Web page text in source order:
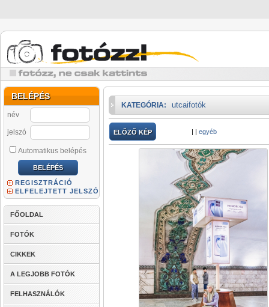
BELÉPÉS
név
jelszó
Automatikus belépés
REGISZTRÁCIÓ
ELFELEJTETT JELSZÓ
FŐOLDAL
FOTÓK
CIKKEK
A LEGJOBB FOTÓK
FELHASZNÁLÓK
KATEGÓRIA: utcaifotók
ELŐZŐ KÉP | | egyéb